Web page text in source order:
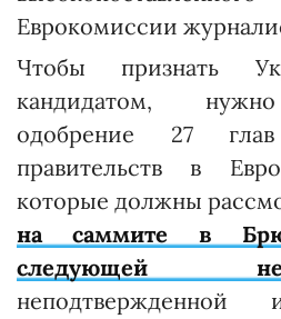
Еврокомиссии
Чтобы признать
кандидатом,
одобрение 27
правительств в
которые должны
на саммите в
следующей